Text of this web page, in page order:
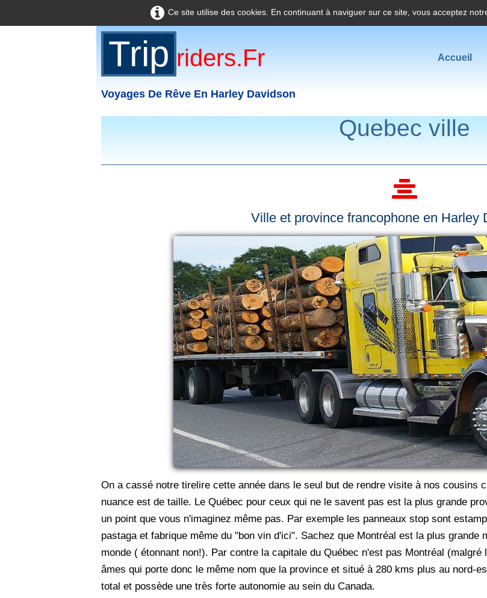
Ce site utilise des cookies. En continuant à naviguer sur ce site, vous acceptez
Trip Riders.fr
Voyages De Rêve En Harley Davidson
Accueil
Quebec ville
Ville et province francophone en Harley
On a cassé notre tirelire cette année dans le seul but de rendre visite à nos cousins
nuance est de taille. Le Québec pour ceux qui ne le savent pas est la plus grande
un point que vous n'imaginez même pas. Par exemple les panneaux stop sont
pastaga et fabrique même du "bon vin d'ici". Sachez que Montréal est la plus grande
monde ( étonnant non!). Par contre la capitale du Québec n'est pas Montréal
âmes qui porte donc le même nom que la province et situé à 280 kms plus au nord-
total et possède une très forte autonomie au sein du Canada.